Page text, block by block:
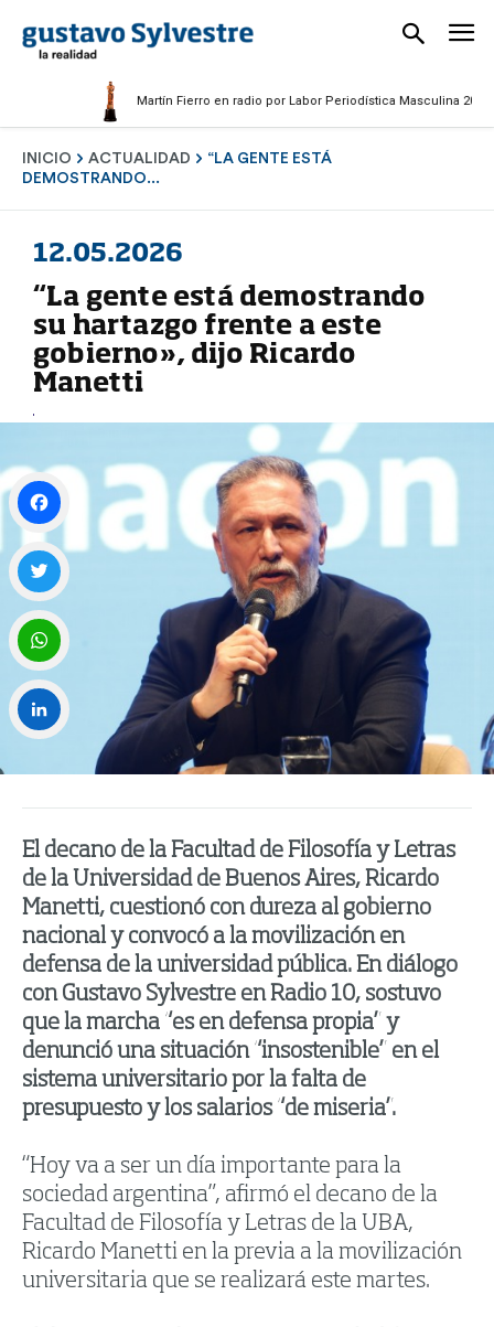
Martín Fierro en radio por Labor Periodística Masculina 2025
INICIO ACTUALIDAD
“LA GENTE ESTÁ
DEMOSTRANDO...
12.05.2026
“La gente está demostrando
su hartazgo frente a este
gobierno», dijo Ricardo
Manetti
El decano de la Facultad de Filosofía y Letras
de la Universidad de Buenos Aires, Ricardo
Manetti, cuestionó con dureza al gobierno
nacional y convocó a la movilización en
defensa de la universidad pública. En diálogo
con Gustavo Sylvestre en Radio 10, sostuvo
que la marcha “es en defensa propia” y
denunció una situación “insostenible” en el
sistema universitario por la falta de
presupuesto y los salarios “de miseria”.
“Hoy va a ser un día importante para la
sociedad argentina”, afirmó el decano de la
Facultad de Filosofía y Letras de la UBA,
Ricardo Manetti en la previa a la movilización
universitaria que se realizará este martes.
Facebook
Twitter
WhatsApp